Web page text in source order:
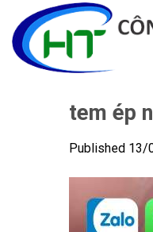
content
tem ép
Published 13/